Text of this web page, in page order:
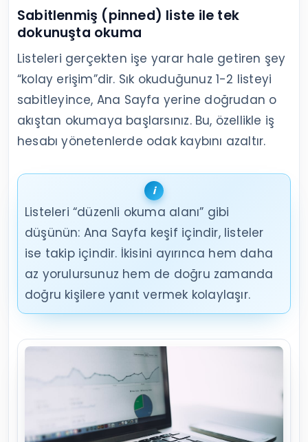
Sabitlenmiş (pinned) liste ile tek
dokunuşta okuma
Listeleri gerçekten işe yarar hale getiren şey
“kolay erişim”dir. Sık okuduğunuz 1-2 listeyi
sabitleyince, Ana Sayfa yerine doğrudan o
akıştan okumaya başlarsınız. Bu, özellikle iş
hesabı yönetenlerde odak kaybını azaltır.
Listeleri “düzenli okuma alanı” gibi
düşünün: Ana Sayfa keşif içindir, listeler
ise takip içindir. İkisini ayırınca hem daha
az yorulursunuz hem de doğru zamanda
doğru kişilere yanıt vermek kolaylaşır.